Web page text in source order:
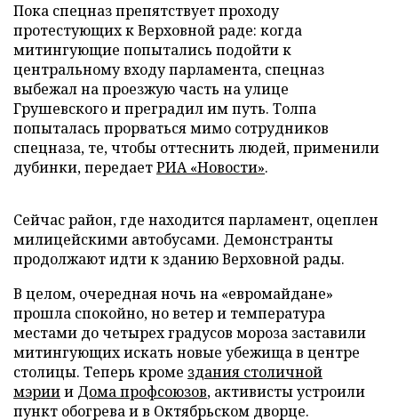
Пока спецназ препятствует проходу
протестующих к Верховной раде: когда
митингующие попытались подойти к
центральному входу парламента, спецназ
выбежал на проезжую часть на улице
Грушевского и преградил им путь. Толпа
попыталась прорваться мимо сотрудников
спецназа, те, чтобы оттеснить людей, применили
дубинки, передаетРИА «Новости».
Сейчас район, где находится парламент, оцеплен
милицейскими автобусами. Демонстранты
продолжают идти к зданию Верховной рады.
В целом, очередная ночь на «евромайдане»
прошла спокойно, но ветер и температура
местами до четырех градусов мороза заставили
митингующих искать новые убежища в центре
столицы. Теперь кроме здания столичной
мэриии Дома профсоюзов, активисты устроили
пункт обогрева и в Октябрьском дворце.